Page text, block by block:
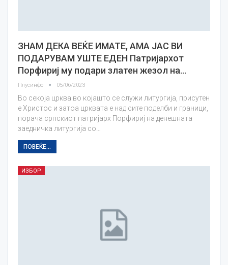
ЗНАМ ДЕКА ВЕЌЕ ИМАТЕ, АМА ЈАС ВИ
ПОДАРУВАМ УШТЕ ЕДЕН Патријархот
Порфириј му подари златен жезол на…
Плусинфо 05/06/2023
Во секоја црква во којашто се служи литургија, присутен
е Христос и затоа црквата е над сите поделби и граници,
порача српскиот патријарх Порфириј на денешната
заедничка литургија со…
ПОВЕЌЕ...
ИЗБОР